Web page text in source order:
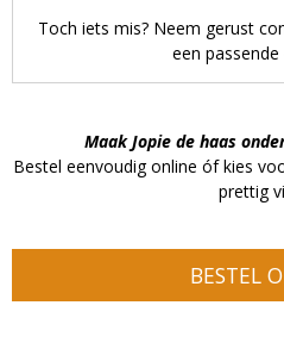
Toch iets mis? Neem gerust
een
Maak Jopie de haas
Bestel eenvoudig online óf kies
prettig
BESTEL